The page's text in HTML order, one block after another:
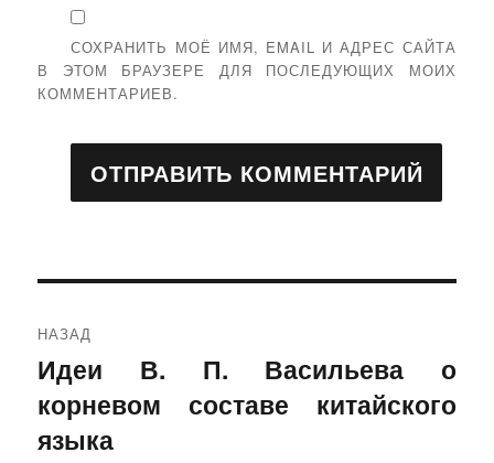
СОХРАНИТЬ МОЁ ИМЯ, EMAIL И АДРЕС САЙТА
В ЭТОМ БРАУЗЕРЕ ДЛЯ ПОСЛЕДУЮЩИХ МОИХ
КОММЕНТАРИЕВ.
по
записям
НАЗАД
Предыдущая
запись:
Идеи В. П. Васильева о
корневом составе китайского
языка